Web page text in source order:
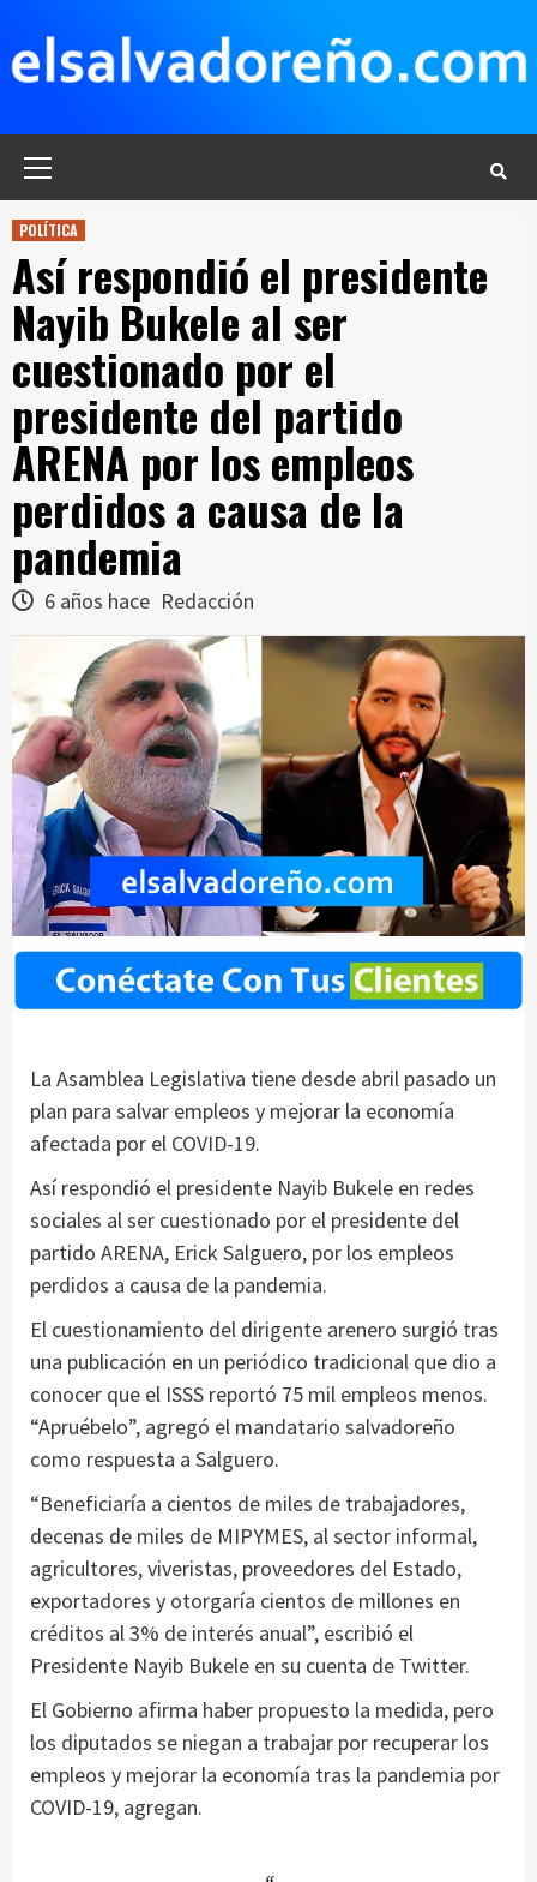
contenido
POLÍTICA
Así respondió el presidente
Nayib Bukele al ser
cuestionado por el
presidente del partido
ARENA por los empleos
perdidos a causa de la
pandemia
6 años hace Redacción
La Asamblea Legislativa tiene desde abril pasado un
plan para salvar empleos y mejorar la economía
afectada por el COVID-19.
Así respondió el presidente Nayib Bukele en redes
sociales al ser cuestionado por el presidente del
partido ARENA, Erick Salguero, por los empleos
perdidos a causa de la pandemia.
El cuestionamiento del dirigente arenero surgió tras
una publicación en un periódico tradicional que dio a
conocer que el ISSS reportó 75 mil empleos menos.
“Apruébelo”, agregó el mandatario salvadoreño
como respuesta a Salguero.
“Beneficiaría a cientos de miles de trabajadores,
decenas de miles de MIPYMES, al sector informal,
agricultores, viveristas, proveedores del Estado,
exportadores y otorgaría cientos de millones en
créditos al 3% de interés anual”, escribió el
Presidente Nayib Bukele en su cuenta de Twitter.
El Gobierno afirma haber propuesto la medida, pero
los diputados se niegan a trabajar por recuperar los
empleos y mejorar la economía tras la pandemia por
COVID-19, agregan.